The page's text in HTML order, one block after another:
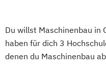
Du willst Maschinenbau in
haben für dich 3
denen du Maschinenbau